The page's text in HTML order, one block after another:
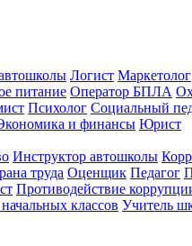
Логист Маркетолог
питание Оператор БПЛА
Психолог Социальный
и финансы Юрист
Инструктор автошколы
труда Оценщик Педагог
Противодействие
классов Учитель